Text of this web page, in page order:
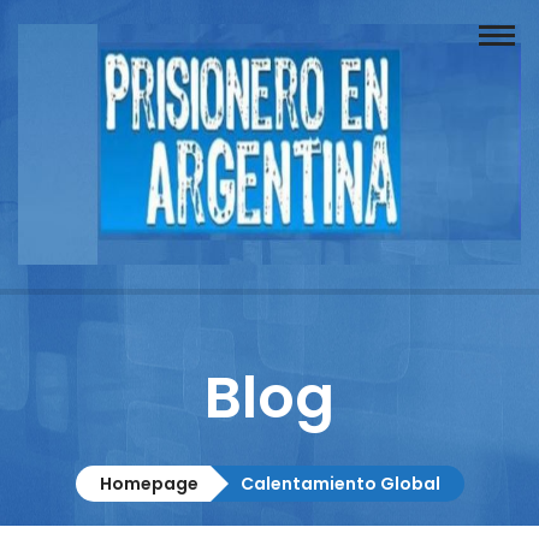
Buscador
Documentos
Columnistas
Contacto
Blog
Homepage Calentamiento Global